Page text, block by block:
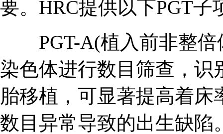
要。HRC提供以下PGT子
PGT-A(植入前非整倍
染色体进行数目筛查，识
胎移植，可显著提高着
数目异常导致的出生缺陷